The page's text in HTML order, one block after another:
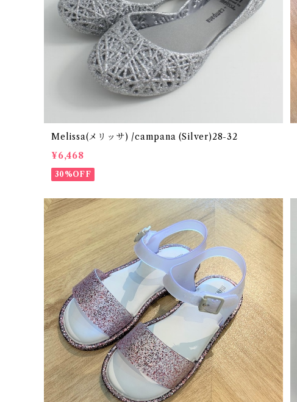
Melissa(メリッサ) /campana (Silver)28-32
¥6,468
30%OFF